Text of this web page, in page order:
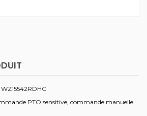
PTO sensitive, commande manuelle